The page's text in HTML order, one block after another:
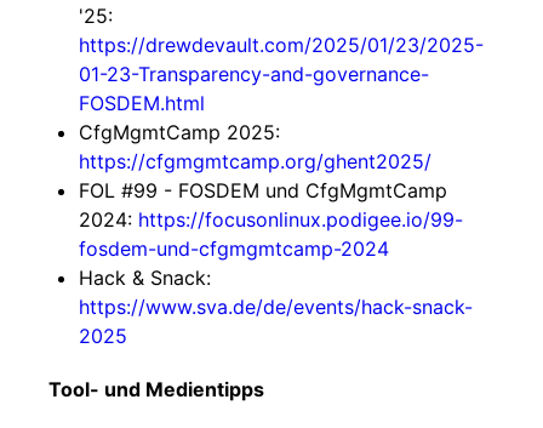
'25:
https://drewdevault.com/2025/01/23/2025-
01-23-Transparency-and-governance-
FOSDEM.html
CfgMgmtCamp 2025:
https://cfgmgmtcamp.org/ghent2025/
FOL #99 - FOSDEM und CfgMgmtCamp
2024: https://focusonlinux.podigee.io/99-
fosdem-und-cfgmgmtcamp-2024
Hack & Snack:
https://www.sva.de/de/events/hack-snack-
2025
Tool- und Medientipps